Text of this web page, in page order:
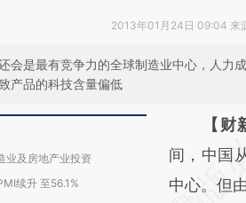
2013年01月24日 09:04 来
会是最有竞争力的全球制造业中心，人力
产品的科技含量偏低
业及房地产业投资
续升 至56.1%
请务必
AI
[https://
【财新
间，中国
中心。但